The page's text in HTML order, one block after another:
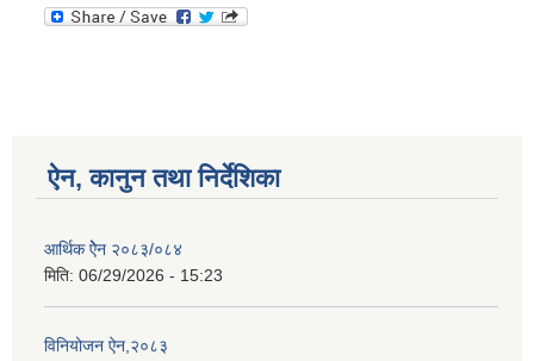
ऐन, कानुन तथा निर्देशिका
आर्थिक ऐेन २०८३/०८४
मिति: 06/29/2026 - 15:23
विनियोजन ऐन,२०८३